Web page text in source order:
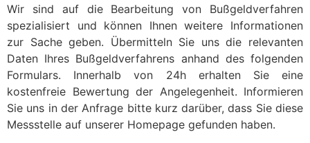
Wir sind auf die Bearbeitung von Bußgeldverfahren
spezialisiert und können Ihnen weitere Informationen
zur Sache geben. Übermitteln Sie uns die relevanten
Daten Ihres Bußgeldverfahrens anhand des folgenden
Formulars. Innerhalb von 24h erhalten Sie eine
kostenfreie Bewertung der Angelegenheit. Informieren
Sie uns in der Anfrage bitte kurz darüber, dass Sie diese
Messstelle auf unserer Homepage gefunden haben.